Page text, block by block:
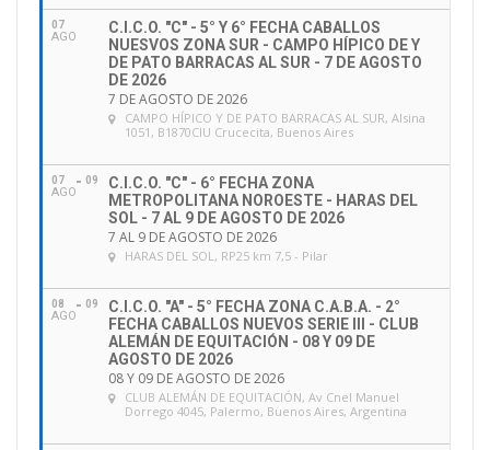
a
07
AGO
C.I.C.O. "C" - 5° Y 6° FECHA CABALLOS
NUESVOS ZONA SUR - CAMPO HÍPICO DE Y
DE PATO BARRACAS AL SUR - 7 DE AGOSTO
DE 2026
7 DE AGOSTO DE 2026
CAMPO HÍPICO Y DE PATO BARRACAS AL SUR, Alsina
1051, B1870CIU Crucecita, Buenos Aires
07
AGO
09
C.I.C.O. "C" - 6° FECHA ZONA
METROPOLITANA NOROESTE - HARAS DEL
SOL - 7 AL 9 DE AGOSTO DE 2026
7 AL 9 DE AGOSTO DE 2026
HARAS DEL SOL, RP25 km 7,5 - Pilar
08
AGO
09
C.I.C.O. "A" - 5° FECHA ZONA C.A.B.A. - 2°
FECHA CABALLOS NUEVOS SERIE III - CLUB
ALEMÁN DE EQUITACIÓN - 08 Y 09 DE
AGOSTO DE 2026
08 Y 09 DE AGOSTO DE 2026
CLUB ALEMÁN DE EQUITACIÓN, Av Cnel Manuel
Dorrego 4045, Palermo, Buenos Aires, Argentina